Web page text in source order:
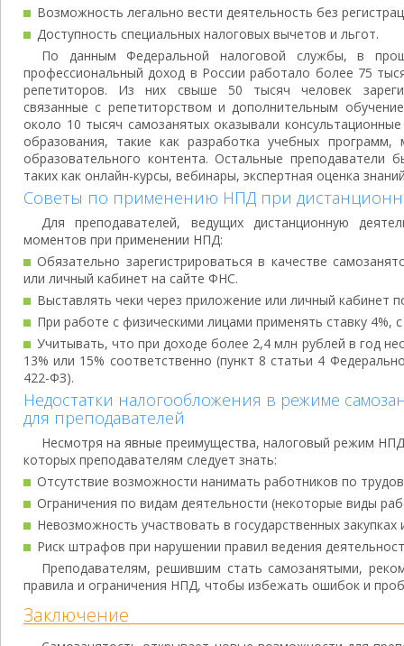
Возможность легально вести деятельность без
Доступность специальных налоговых вычетов и льгот.
По данным Федеральной налоговой службы, в
профессиональный доход в России работало более 75
репетиторов. Из них свыше 50 тысяч человек
связанные с репетиторством и дополнительным
около 10 тысяч самозанятых оказывали
образования, такие как разработка учебных программ,
образовательного контента. Остальные преподаватели
таких как онлайн-курсы, вебинары, экспертная оценка
Советы по применению НПД при
Для преподавателей, ведущих дистанционную
моментов при применении НПД:
Обязательно зарегистрироваться в качестве
или личный кабинет на сайте ФНС.
Выставлять чеки через приложение или личный кабинет
При работе с физическими лицами применять ставку 4%,
Учитывать, что при доходе более 2,4 млн рублей в год
13% или 15% соответственно (пункт 8 статьи 4
422-ФЗ).
Недостатки налогообложения в режиме
для преподавателей
Несмотря на явные преимущества, налоговый режим
которых преподавателям следует знать:
Отсутствие возможности нанимать работников по
Ограничения по видам деятельности (некоторые виды
Невозможность участвовать в государственных закупках
Риск штрафов при нарушении правил ведения
Преподавателям, решившим стать самозанятыми,
правила и ограничения НПД, чтобы избежать ошибок и
Заключение